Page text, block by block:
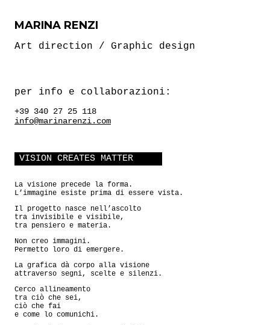
MARINA RENZI
Art direction / Graphic design
per info e collaborazioni:
+39 340 27 25 118
info@marinarenzi.com
VISION CREATES MATTER
La visione precede la forma.
L’immagine esiste prima di essere vista.
Il progetto nasce nell’ascolto
tra invisibile e visibile,
tra pensiero e materia.
Non creo immagini.
Permetto loro di emergere.
La grafica dà corpo alla visione
attraverso segni, scelte e silenzi.
Cerco allineamento
tra ciò che sei,
ciò che fai
e come lo comunichi.